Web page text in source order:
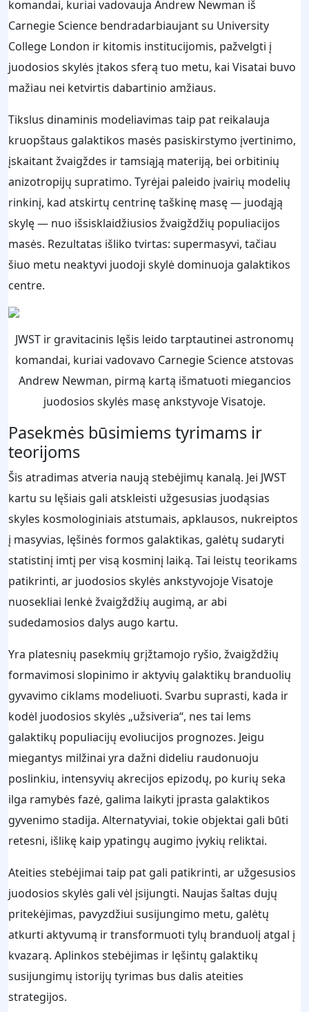
komandai, kuriai vadovauja Andrew Newman iš
Carnegie Science bendradarbiaujant su University
College London ir kitomis institucijomis, pažvelgti į
juodosios skylės įtakos sferą tuo metu, kai Visatai buvo
mažiau nei ketvirtis dabartinio amžiaus.
Tikslus dinaminis modeliavimas taip pat reikalauja
kruopštaus galaktikos masės pasiskirstymo įvertinimo,
įskaitant žvaigždes ir tamsiąją materiją, bei orbitinių
anizotropijų supratimo. Tyrėjai paleido įvairių modelių
rinkinį, kad atskirtų centrinę taškinę masę — juodąją
skylę — nuo išsisklaidžiusios žvaigždžių populiacijos
masės. Rezultatas išliko tvirtas: supermasyvi, tačiau
šiuo metu neaktyvi juodoji skylė dominuoja galaktikos
centre.
JWST ir gravitacinis lęšis leido tarptautinei astronomų
komandai, kuriai vadovavo Carnegie Science atstovas
Andrew Newman, pirmą kartą išmatuoti miegancios
juodosios skylės masę ankstyvoje Visatoje.
Pasekmės būsimiems tyrimams ir
teorijoms
Šis atradimas atveria naują stebėjimų kanalą. Jei JWST
kartu su lęšiais gali atskleisti užgesusias juodąsias
skyles kosmologiniais atstumais, apklausos, nukreiptos
į masyvias, lęšinės formos galaktikas, galėtų sudaryti
statistinį imtį per visą kosminį laiką. Tai leistų teorikams
patikrinti, ar juodosios skylės ankstyvojoje Visatoje
nuosekliai lenkė žvaigždžių augimą, ar abi
sudedamosios dalys augo kartu.
Yra platesnių pasekmių grįžtamojo ryšio, žvaigždžių
formavimosi slopinimo ir aktyvių galaktikų branduolių
gyvavimo ciklams modeliuoti. Svarbu suprasti, kada ir
kodėl juodosios skylės „užsiveria“, nes tai lems
galaktikų populiacijų evoliucijos prognozes. Jeigu
miegantys milžinai yra dažni dideliu raudonuoju
poslinkiu, intensyvių akrecijos epizodų, po kurių seka
ilga ramybės fazė, galima laikyti įprasta galaktikos
gyvenimo stadija. Alternatyviai, tokie objektai gali būti
retesni, išlikę kaip ypatingų augimo įvykių reliktai.
Ateities stebėjimai taip pat gali patikrinti, ar užgesusios
juodosios skylės gali vėl įsijungti. Naujas šaltas dujų
pritekėjimas, pavyzdžiui susijungimo metu, galėtų
atkurti aktyvumą ir transformuoti tylų branduolį atgal į
kvazarą. Aplinkos stebėjimas ir lęšintų galaktikų
susijungimų istorijų tyrimas bus dalis ateities
strategijos.